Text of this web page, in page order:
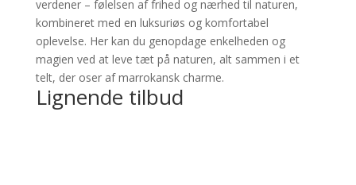
verdener – følelsen af frihed og nærhed til naturen,
kombineret med en luksuriøs og komfortabel
oplevelse. Her kan du genopdage enkelheden og
magien ved at leve tæt på naturen, alt sammen i et
telt, der oser af marrokansk charme.
Lignende tilbud